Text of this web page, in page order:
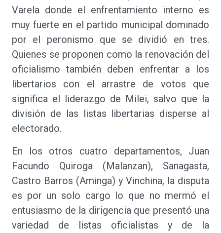
Varela donde el enfrentamiento interno es
muy fuerte en el partido municipal dominado
por el peronismo que se dividió en tres.
Quienes se proponen como la renovación del
oficialismo también deben enfrentar a los
libertarios con el arrastre de votos que
significa el liderazgo de Milei, salvo que la
división de las listas libertarias disperse al
electorado.
En los otros cuatro departamentos, Juan
Facundo Quiroga (Malanzan), Sanagasta,
Castro Barros (Aminga) y Vinchina, la disputa
es por un solo cargo lo que no mermó el
entusiasmo de la dirigencia que presentó una
variedad de listas oficialistas y de la